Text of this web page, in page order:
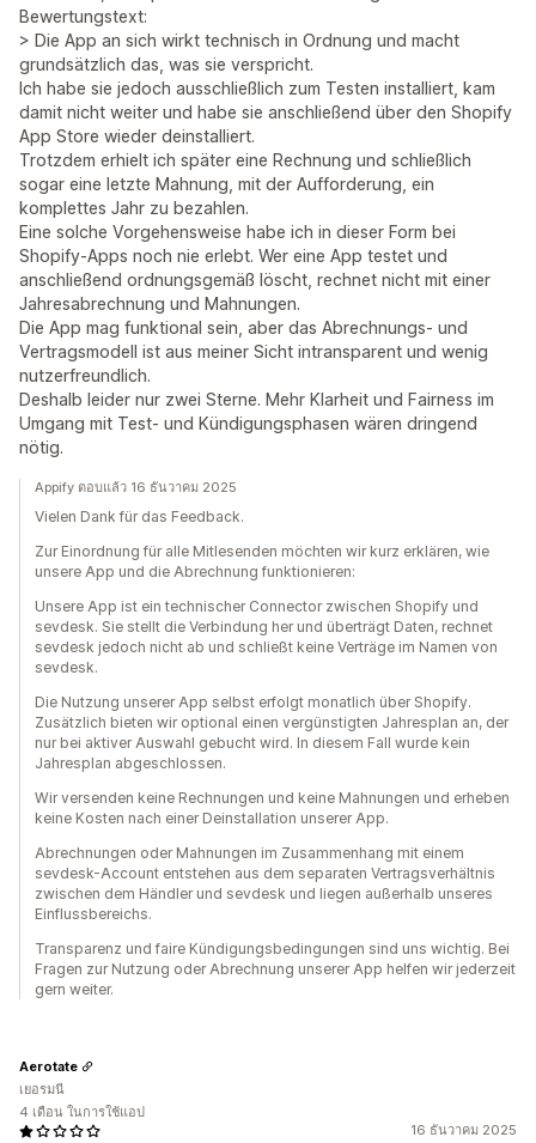
Bewertungstext:
> Die App an sich wirkt technisch in Ordnung und macht
grundsätzlich das, was sie verspricht.
Ich habe sie jedoch ausschließlich zum Testen installiert, kam
damit nicht weiter und habe sie anschließend über den Shopify
App Store wieder deinstalliert.
Trotzdem erhielt ich später eine Rechnung und schließlich
sogar eine letzte Mahnung, mit der Aufforderung, ein
komplettes Jahr zu bezahlen.
Eine solche Vorgehensweise habe ich in dieser Form bei
Shopify-Apps noch nie erlebt. Wer eine App testet und
anschließend ordnungsgemäß löscht, rechnet nicht mit einer
Jahresabrechnung und Mahnungen.
Die App mag funktional sein, aber das Abrechnungs- und
Vertragsmodell ist aus meiner Sicht intransparent und wenig
nutzerfreundlich.
Deshalb leider nur zwei Sterne. Mehr Klarheit und Fairness im
Umgang mit Test- und Kündigungsphasen wären dringend
nötig.
Appify ตอบแล้ว 16 ธันวาคม 2025
Vielen Dank für das Feedback.
Zur Einordnung für alle Mitlesenden möchten wir kurz erklären, wie
unsere App und die Abrechnung funktionieren:
Unsere App ist ein technischer Connector zwischen Shopify und
sevdesk. Sie stellt die Verbindung her und überträgt Daten, rechnet
sevdesk jedoch nicht ab und schließt keine Verträge im Namen von
sevdesk.
Die Nutzung unserer App selbst erfolgt monatlich über Shopify.
Zusätzlich bieten wir optional einen vergünstigten Jahresplan an, der
nur bei aktiver Auswahl gebucht wird. In diesem Fall wurde kein
Jahresplan abgeschlossen.
Wir versenden keine Rechnungen und keine Mahnungen und erheben
keine Kosten nach einer Deinstallation unserer App.
Abrechnungen oder Mahnungen im Zusammenhang mit einem
sevdesk-Account entstehen aus dem separaten Vertragsverhältnis
zwischen dem Händler und sevdesk und liegen außerhalb unseres
Einflussbereichs.
Transparenz und faire Kündigungsbedingungen sind uns wichtig. Bei
Fragen zur Nutzung oder Abrechnung unserer App helfen wir jederzeit
gern weiter.
16 ธันวาคม 2025
Aerotate
เยอรมนี
4 เดือน ในการใช้แอป